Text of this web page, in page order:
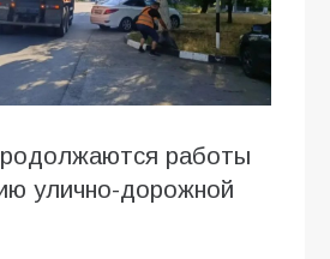
работы
улично-дорожной